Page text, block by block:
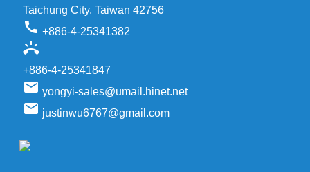
Taichung City, Taiwan 42756
call +886-4-25341382
ring_volume
+886-4-25341847
email yongyi-sales@umail.hinet.net
email justinwu6767@gmail.com